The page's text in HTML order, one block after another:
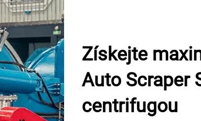
Získejte
Auto Scraper
centrifugou